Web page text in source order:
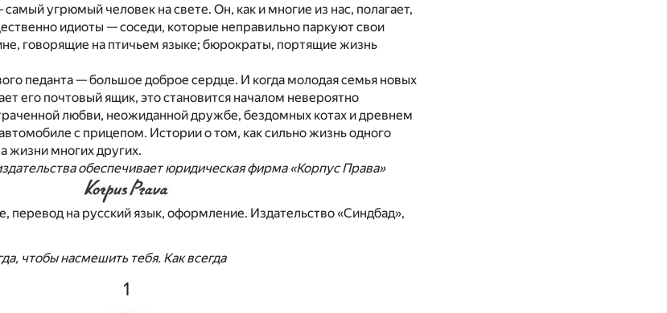
угрюмый человек на свете. Он, как и многие из нас, полагает,
идиоты — соседи, которые неправильно паркуют свои
говорящие на птичьем языке; бюрократы, портящие жизнь
педанта — большое доброе сердце. И когда молодая семья новых
его почтовый ящик, это становится началом невероятно
любви, неожиданной дружбе, бездомных котах и древнем
автомобиле с прицепом. Истории о том, как сильно жизнь одного
жизни многих других.
обеспечивает юридическая фирма «Корпус Права»
перевод на русский язык, оформление. Издательство «Синдбад»,
чтобы насмешить тебя. Как всегда
1